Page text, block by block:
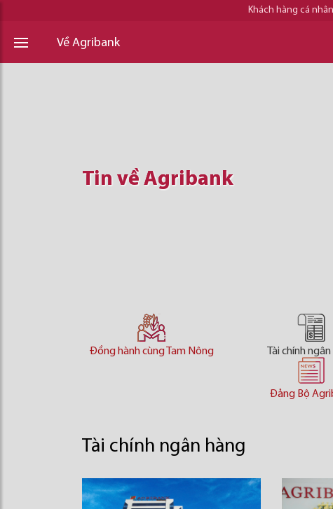
Khách hàng cá nhân
Về Agribank
Tin về Agribank
Tin về Agribank
Tin về Agribank
Đồng hành cùng Tam Nông Tài chính
Đảng Bộ
Tài chính ngân hàng